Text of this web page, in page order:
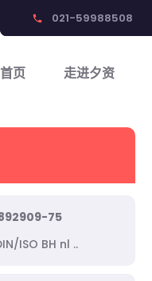
phone 021-59988508
首页 走进夕资
892909-75
ISO BH nl ..